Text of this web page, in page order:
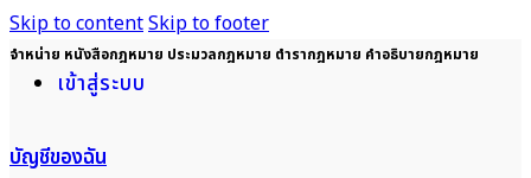
Skip to contentSkip to footer
จำหน่าย หนังสือกฎหมาย ประมวลกฎหมาย ตำรากฎหมาย คำอธิบายกฎหมาย
เข้าสู่ระบบ
บัญชีของฉัน